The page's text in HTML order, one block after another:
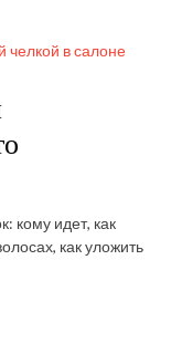
кому идет, как
как уложить